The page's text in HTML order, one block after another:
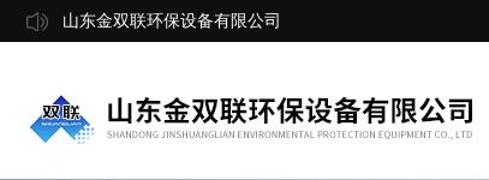
山东金双联环保设备有限公司